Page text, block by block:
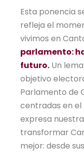
Esta ponencia
refleja el
vivimos en
parlamento:
futuro. Un
objetivo
Parlamento de
centradas en
expresa
transformar
mejor: desde